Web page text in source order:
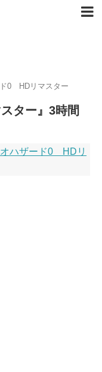
0 HDリマスター
ター』3時間
ハザード0 HDリ